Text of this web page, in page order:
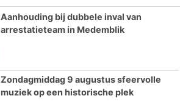
Aanhouding bij dubbele inval van
arrestatieteam in Medemblik
Zondagmiddag 9 augustus sfeervolle
muziek op een historische plek